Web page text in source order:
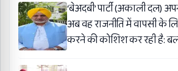
‘बेअदबी’ पार्टी (अकाली दल)
अब वह राजनीति में वापसी के
करने की कोशिश कर रही है: